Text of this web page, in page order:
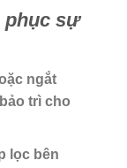
phục sự
ngắt
trì cho
lọc bên